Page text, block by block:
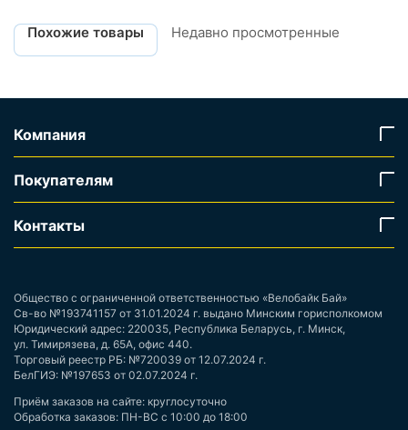
Похожие товары Недавно просмотренные
Компания
Покупателям
Контакты
Общество с ограниченной ответственностью «Велобайк Бай»
Св-во №193741157 от 31.01.2024 г. выдано Минским горисполкомом
Юридический адрес: 220035, Республика Беларусь, г. Минск,
ул. Тимирязева, д. 65А, офис 440.
Торговый реестр РБ: №720039 от 12.07.2024 г.
БелГИЭ: №197653 от 02.07.2024 г.
Приём заказов на сайте: круглосуточно
Обработка заказов: ПН-ВС с 10:00 до 18:00